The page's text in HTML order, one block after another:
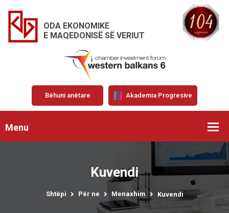
ODA EKONOMIKE
E MAQEDONISË SË VERIUT
Bëhuni anëtare Akademia Progresive
Menu
Kuvendi
Shtëpi Për ne Menaxhim Kuvendi